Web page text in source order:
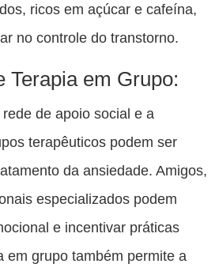
ricos em açúcar e cafeína,
no controle do transtorno.
Terapia em Grupo:
de apoio social e a
terapêuticos podem ser
da ansiedade. Amigos,
especializados podem
e incentivar práticas
em grupo também permite a